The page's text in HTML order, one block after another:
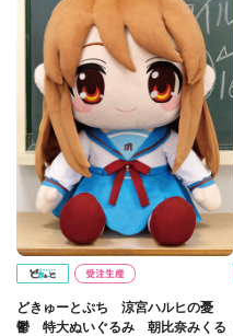
どきゅーとぷち 涼宮ハルヒの憂
鬱 特大ぬいぐるみ 朝比奈みくる